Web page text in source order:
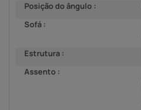
Posição do ângulo :
Sofá :
Estrutura :
Assento :